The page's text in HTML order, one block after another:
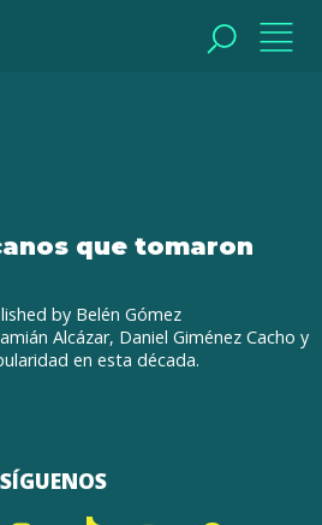
Ramírez
que tomaron
by Belén Gómez
Alcázar, Daniel Giménez Cacho y
en esta década.
SÍGUENOS